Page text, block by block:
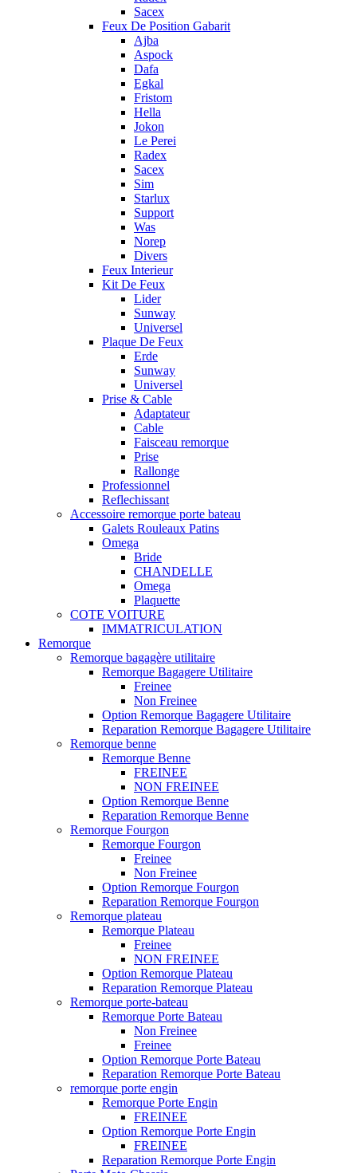
Sacex
Feux De Position Gabarit
Ajba
Aspock
Dafa
Egkal
Fristom
Hella
Jokon
Le Perei
Radex
Sacex
Sim
Starlux
Support
Was
Norep
Divers
Feux Interieur
Kit De Feux
Lider
Sunway
Universel
Plaque De Feux
Erde
Sunway
Universel
Prise & Cable
Adaptateur
Cable
Faisceau remorque
Prise
Rallonge
Professionnel
Reflechissant
Accessoire remorque porte bateau
Galets Rouleaux Patins
Omega
Bride
CHANDELLE
Omega
Plaquette
COTE VOITURE
IMMATRICULATION
Remorque
Remorque bagagère utilitaire
Remorque Bagagere Utilitaire
Freinee
Non Freinee
Option Remorque Bagagere Utilitaire
Reparation Remorque Bagagere Utilitaire
Remorque benne
Remorque Benne
FREINEE
NON FREINEE
Option Remorque Benne
Reparation Remorque Benne
Remorque Fourgon
Remorque Fourgon
Freinee
Non Freinee
Option Remorque Fourgon
Reparation Remorque Fourgon
Remorque plateau
Remorque Plateau
Freinee
NON FREINEE
Option Remorque Plateau
Reparation Remorque Plateau
Remorque porte-bateau
Remorque Porte Bateau
Non Freinee
Freinee
Option Remorque Porte Bateau
Reparation Remorque Porte Bateau
remorque porte engin
Remorque Porte Engin
FREINEE
Option Remorque Porte Engin
FREINEE
Reparation Remorque Porte Engin